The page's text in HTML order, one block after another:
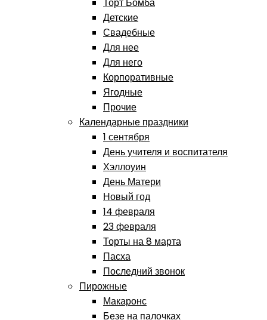
Торт Бомба
Детские
Свадебные
Для нее
Для него
Корпоративные
Ягодные
Прочие
Календарные праздники
1 сентября
День учителя и воспитателя
Хэллоуин
День Матери
Новый год
14 февраля
23 февраля
Торты на 8 марта
Пасха
Последний звонок
Пирожные
Макаронс
Безе на палочках